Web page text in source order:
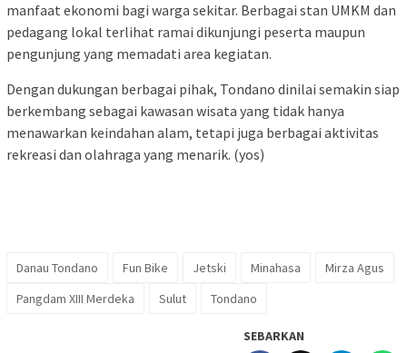
manfaat ekonomi bagi warga sekitar. Berbagai stan UMKM dan
pedagang lokal terlihat ramai dikunjungi peserta maupun
pengunjung yang memadati area kegiatan.
Dengan dukungan berbagai pihak, Tondano dinilai semakin siap
berkembang sebagai kawasan wisata yang tidak hanya
menawarkan keindahan alam, tetapi juga berbagai aktivitas
rekreasi dan olahraga yang menarik. (yos)
Danau Tondano Fun Bike Jetski Minahasa
Mirza Agus
Pangdam XIII Merdeka
Sulut Tondano
SEBARKAN